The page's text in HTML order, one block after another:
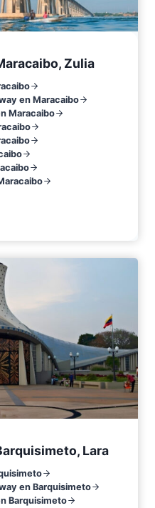
Zulia
en Maracaibo
Maracaibo
Lara
en Barquisimeto
Barquisimeto